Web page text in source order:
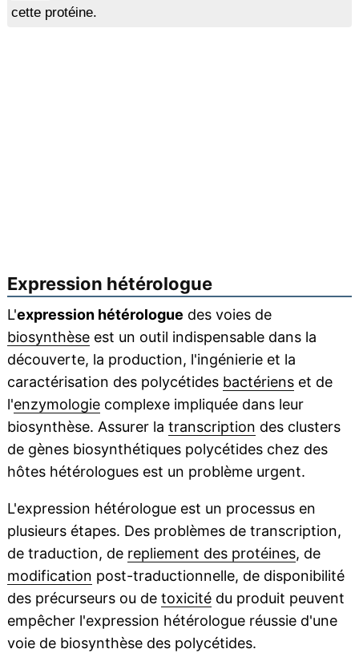
cette protéine.
Expression hétérologue
L'expression hétérologue des voies de
biosynthèseest un outil indispensable dans la
découverte, la production, l'ingénierie et la
caractérisation des polycétides bactérienset de
l'enzymologiecomplexe impliquée dans leur
biosynthèse. Assurer la transcription des clusters
de gènes biosynthétiques polycétides chez des
hôtes hétérologues est un problème urgent.
L'expression hétérologue est un processus en
plusieurs étapes. Des problèmes de transcription,
de traduction, de repliement des protéines, de
modification post-traductionnelle, de disponibilité
des précurseurs ou de toxicitédu produit peuvent
empêcher l'expression hétérologue réussie d'une
voie de biosynthèse des polycétides.